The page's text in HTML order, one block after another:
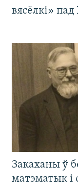
вясёлкі» пад
Закаханы ў
матэматык і